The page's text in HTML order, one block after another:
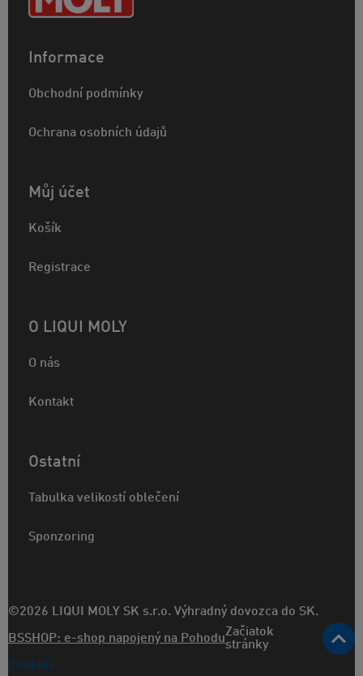
Informace
Obchodní podmínky
Ochrana osobních údajů
Můj účet
Košík
Registrace
O LIQUI MOLY
O nás
Kontakt
Ostatní
Tabulka velikostí oblečení
Sponzoring
©2026 LIQUI MOLY SK s.r.o. Výhradný dovozca do SK.
BSSHOP: e-shop napojený na PohoduZačiatok
stránky
Cookies